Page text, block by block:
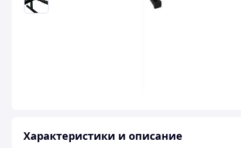
Характеристики и описание